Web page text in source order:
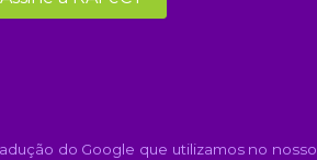
do Google que utilizamos no nosso